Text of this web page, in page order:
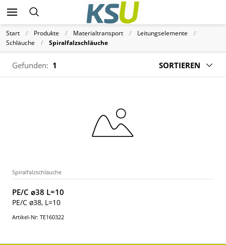
Start Produkte Materialtransport
Leitungselemente
Schläuche
Spiralfalzschläuche
Gefunden: 1 SORTIEREN
Spiralfalzschläuche
PE/C ø38 L=10
PE/C ø38, L=10
Artikel-Nr: TE160322